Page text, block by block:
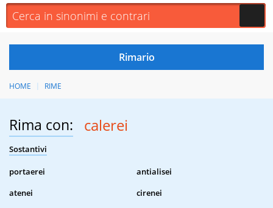
HOME RIME
Rima con: calerei
Sostantivi
portaerei
antialisei
atenei
cirenei